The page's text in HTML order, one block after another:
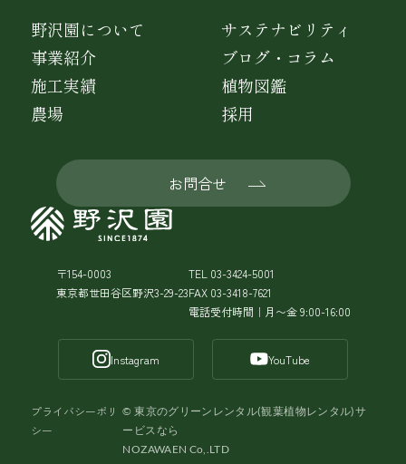
〒154-0003
東京都世田谷区野沢3-29-23
TEL 03-3424-5001
FAX 03-3418-7621
電話受付時間｜月〜金 9:00-16:00
Instagram YouTube
©東京のグリーンレンタル(観葉植物レンタル)サ
ービスなら
NOZAWAEN Co,.LTD
プライバシーポリ
シー
野沢園について
事業紹介
施工実績
農場
サステナビリティ
ブログ・コラム
植物図鑑
採用
お問合せ